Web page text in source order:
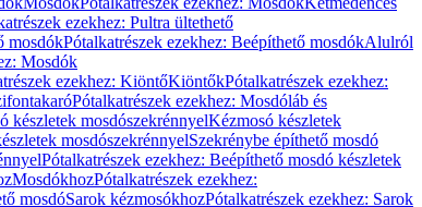
ezekhez: Pultra ültethető
mosdókPótalkatrészek ezekhez: Beépíthető mosdókAlulról
Mosdók
ezekhez: KiöntőKiöntőkPótalkatrészek ezekhez:
Pótalkatrészek ezekhez: Mosdóláb és
készletek mosdószekrénnyelKézmosó készletek
mosdószekrénnyelSzekrénybe építhető mosdó
Pótalkatrészek ezekhez: Beépíthető mosdó készletek
MosdókhozPótalkatrészek ezekhez:
mosdóSarok kézmosókhozPótalkatrészek ezekhez: Sarok